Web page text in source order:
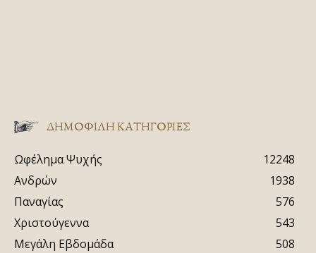
ΔΗΜΟΦΙΛΗ ΚΑΤΗΓΟΡΙΕΣ
Ωφέλημα Ψυχής
12248
Ανδρών
1938
Παναγίας
576
Χριστούγεννα
543
Μεγάλη Εβδομάδα
508